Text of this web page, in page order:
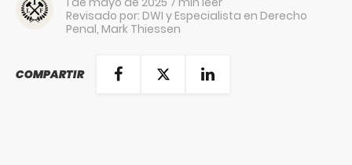
Revisado por: DWI y Especialista en Derecho
Penal, Mark Thiessen
COMPARTIR